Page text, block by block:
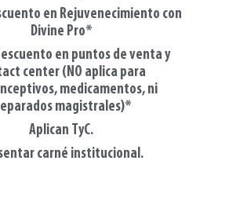
en Rejuvenecimiento con
Divine Pro*
en puntos de venta y
center (NO aplica para
medicamentos, ni
magistrales)*
Aplican TyC.
carné institucional.